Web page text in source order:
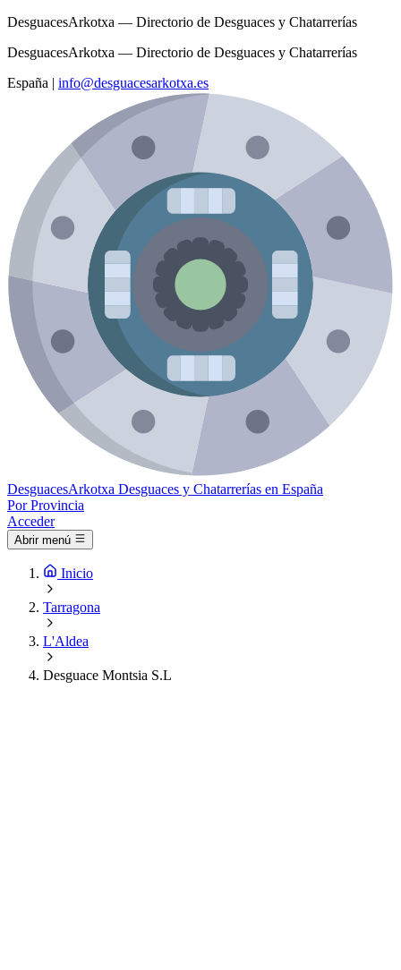
DesguacesArkotxa — Directorio de Desguaces y Chatarrerías
DesguacesArkotxa — Directorio de Desguaces y Chatarrerías
España | info@desguacesarkotxa.es
DesguacesArkotxa Desguaces y Chatarrerías en España
Por Provincia
Acceder
Abrir menú
Inicio
Tarragona
L'Aldea
Desguace Montsia S.L